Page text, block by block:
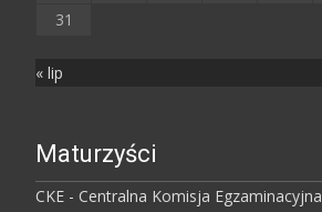
31
« lip
Maturzyści
CKE - Centralna Komisja Egzaminacyjna